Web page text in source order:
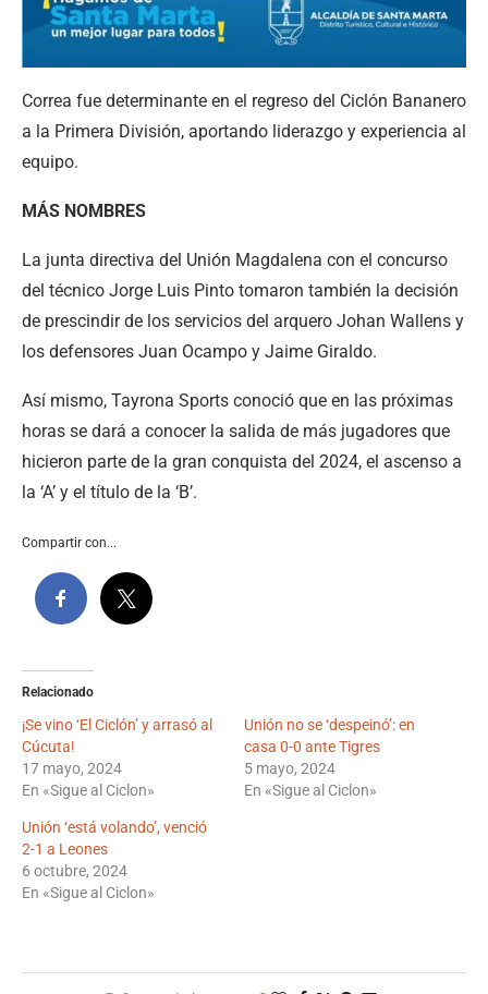
Correa fue determinante en el regreso del Ciclón Bananero
a la Primera División, aportando liderazgo y experiencia al
equipo.
MÁS NOMBRES
La junta directiva del Unión Magdalena con el concurso
del técnico Jorge Luis Pinto tomaron también la decisión
de prescindir de los servicios del arquero Johan Wallens y
los defensores Juan Ocampo y Jaime Giraldo.
Así mismo, Tayrona Sports conoció que en las próximas
horas se dará a conocer la salida de más jugadores que
hicieron parte de la gran conquista del 2024, el ascenso a
la ‘A’ y el título de la ‘B’.
Compartir con...
Relacionado
¡Se vino ‘El Ciclón’ y arrasó al
Cúcuta!
17 mayo, 2024
En «Sigue al Ciclon»
Unión no se ‘despeinó’: en
casa 0-0 ante Tigres
5 mayo, 2024
En «Sigue al Ciclon»
Unión ‘está volando’, venció
2-1 a Leones
6 octubre, 2024
En «Sigue al Ciclon»